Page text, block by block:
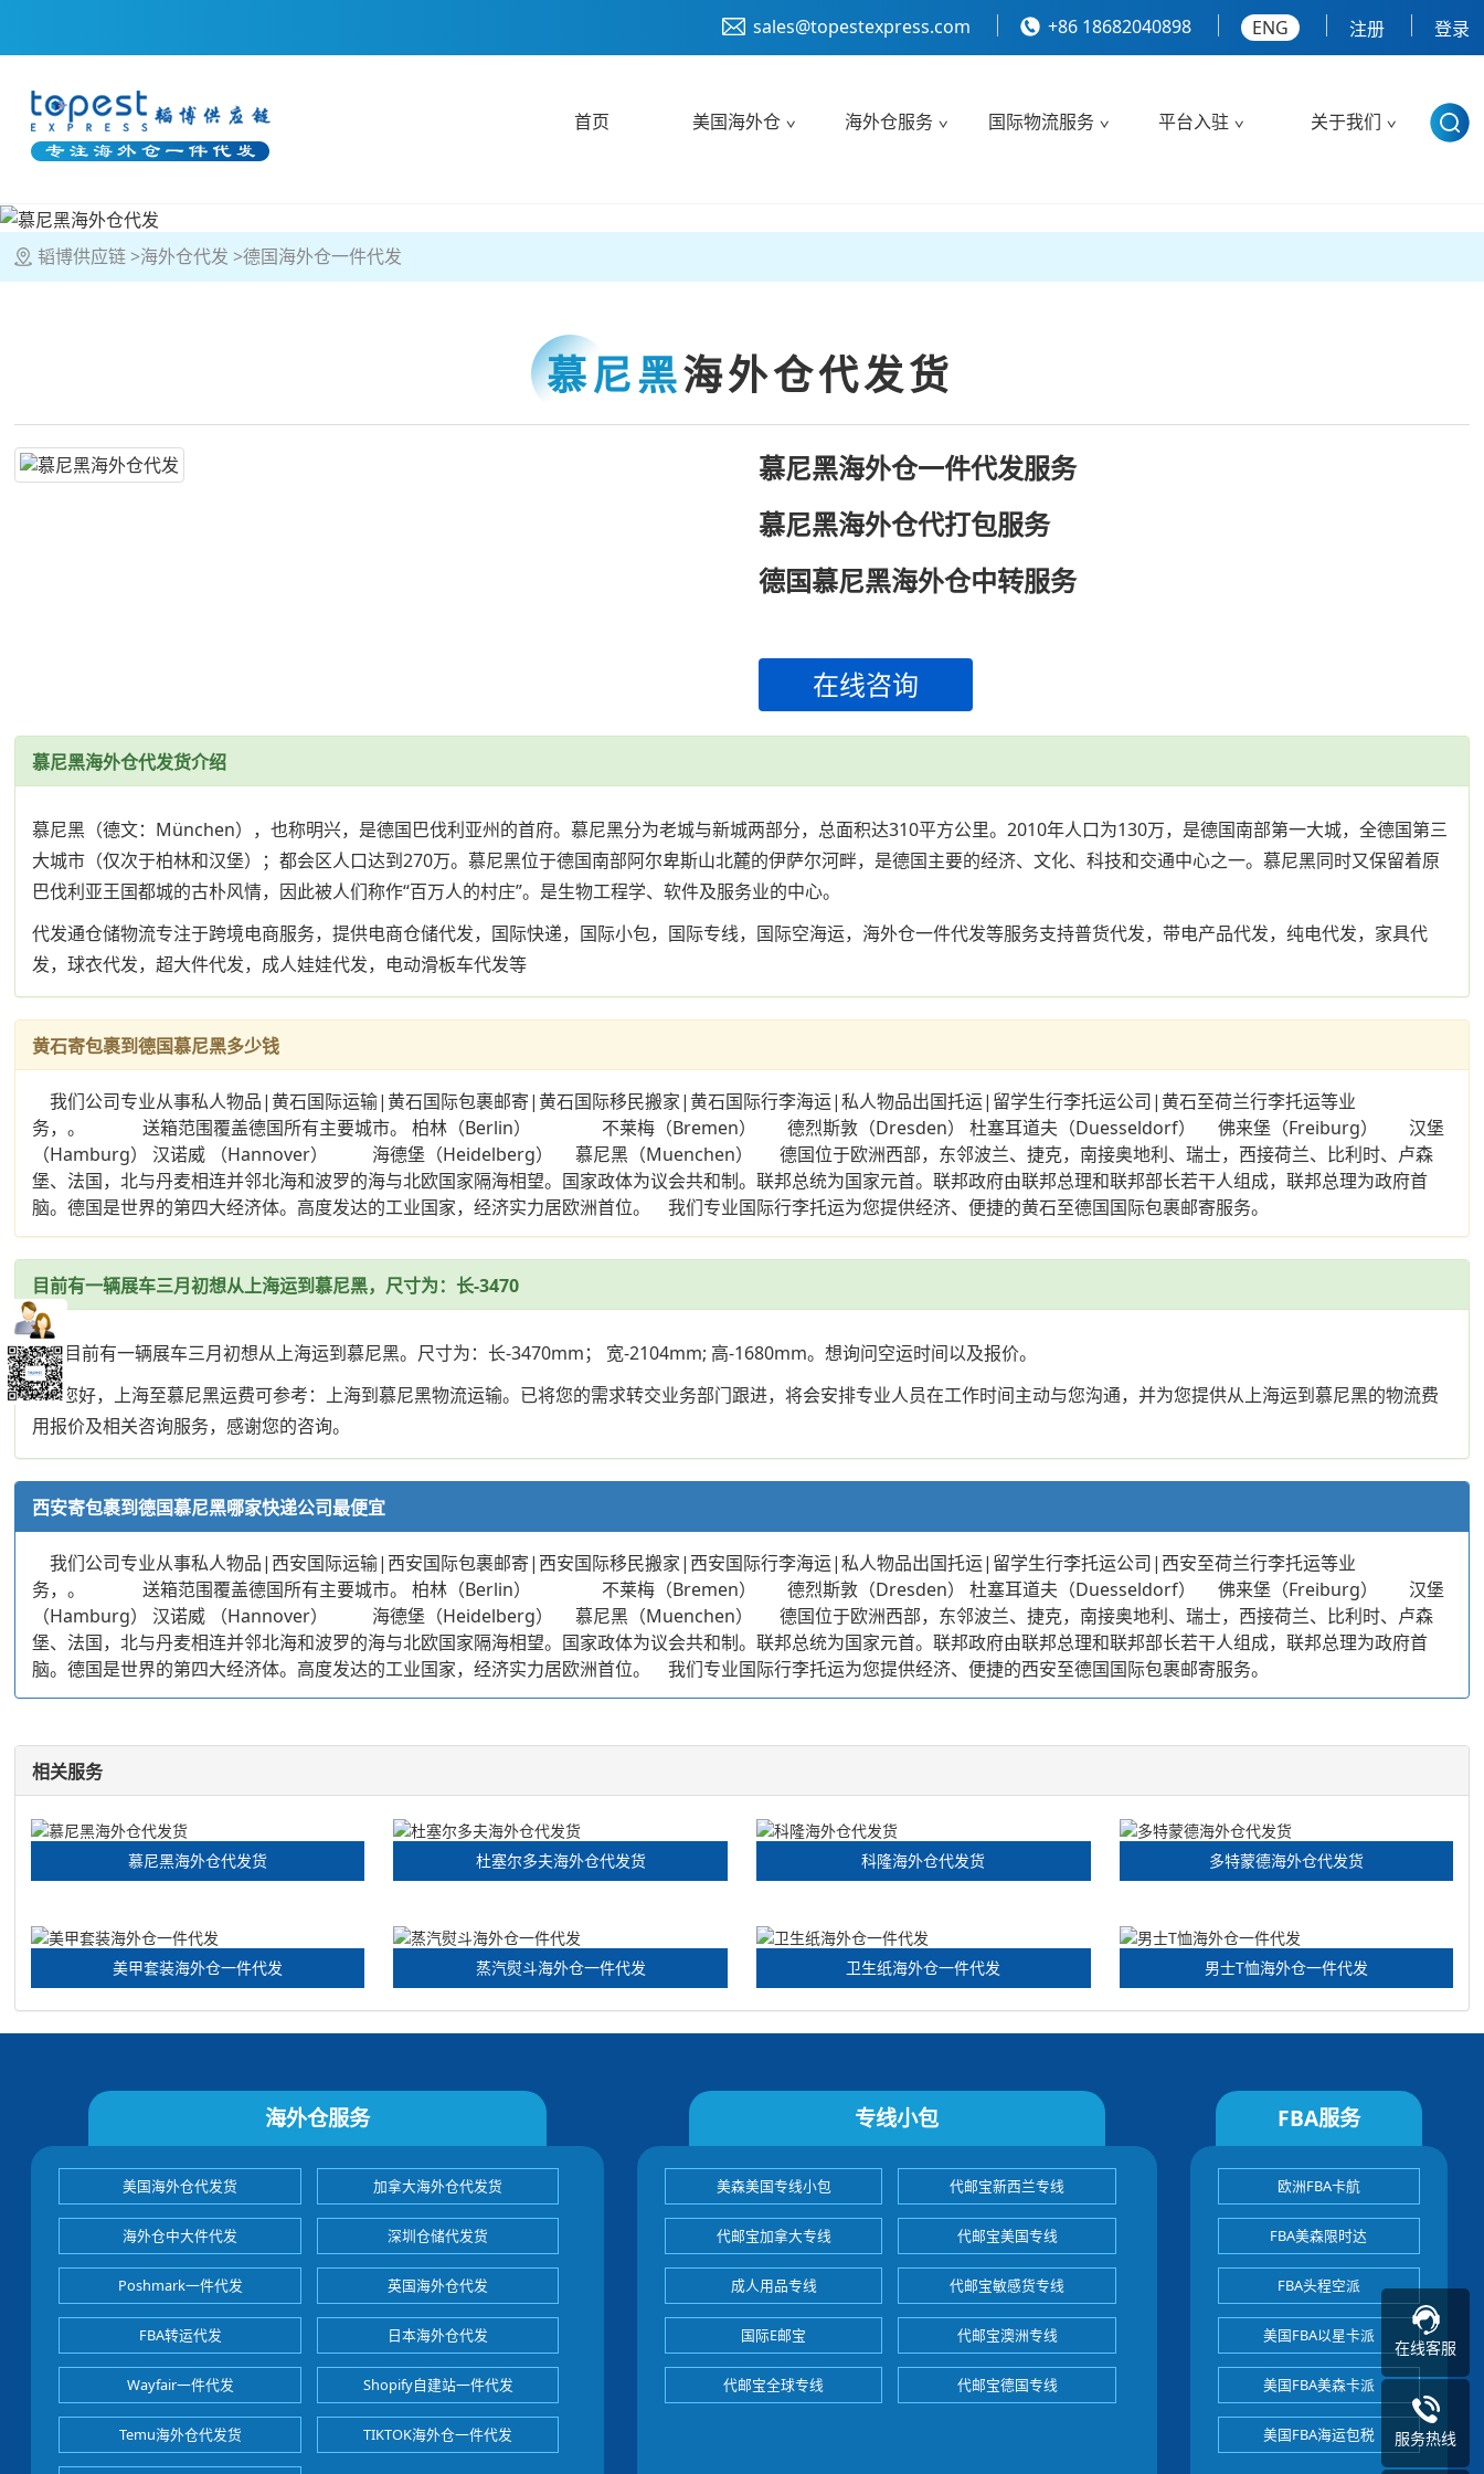
sales@topestexpress.com +86 18682040898 ENG 注册 登录
首页 美国海外仓 海外仓服务 国际物流服务 平台入驻 关于我们
韬博供应链 海外仓代发 德国海外仓一件代发
慕尼黑海外仓代发货
慕尼黑海外仓一件代发服务
慕尼黑海外仓代打包服务
德国慕尼黑海外仓中转服务
在线咨询
慕尼黑海外仓代发货介绍
慕尼黑（德文：München），也称明兴，是德国巴伐利亚州的首府。慕尼黑分为老城与新城两部分，总面积达310平方公里。2010年人口为130万，是德国南部第一大城，全德国第三
大城市（仅次于柏林和汉堡）；都会区人口达到270万。慕尼黑位于德国南部阿尔卑斯山北麓的伊萨尔河畔，是德国主要的经济、文化、科技和交通中心之一。慕尼黑同时又保留着原
巴伐利亚王国都城的古朴风情，因此被人们称作“百万人的村庄”。是生物工程学、软件及服务业的中心。
代发通仓储物流专注于跨境电商服务，提供电商仓储代发，国际快递，国际小包，国际专线，国际空海运，海外仓一件代发等服务支持普货代发，带电产品代发，纯电代发，家具代
发，球衣代发，超大件代发，成人娃娃代发，电动滑板车代发等
黄石寄包裹到德国慕尼黑多少钱
我们公司专业从事私人物品|黄石国际运输|黄石国际包裹邮寄|黄石国际移民搬家|黄石国际行李海运|私人物品出国托运|留学生行李托运公司|黄石至荷兰行李托运等业
务，。 送箱范围覆盖德国所有主要城市。 柏林（Berlin） 不莱梅（Bremen） 德烈斯敦（Dresden） 杜塞耳道夫（Duesseldorf） 佛来堡（Freiburg） 汉堡
（Hamburg） 汉诺威 （Hannover） 海德堡（Heidelberg） 慕尼黑（Muenchen） 德国位于欧洲西部，东邻波兰、捷克，南接奥地利、瑞士，西接荷兰、比利时、卢森
堡、法国，北与丹麦相连并邻北海和波罗的海与北欧国家隔海相望。国家政体为议会共和制。联邦总统为国家元首。联邦政府由联邦总理和联邦部长若干人组成，联邦总理为政府首
脑。德国是世界的第四大经济体。高度发达的工业国家，经济实力居欧洲首位。 我们专业国际行李托运为您提供经济、便捷的黄石至德国国际包裹邮寄服务。
目前有一辆展车三月初想从上海运到慕尼黑，尺寸为：长-3470
Q: 目前有一辆展车三月初想从上海运到慕尼黑。尺寸为：长-3470mm； 宽-2104mm; 高-1680mm。想询问空运时间以及报价。
A: 您好，上海至慕尼黑运费可参考：上海到慕尼黑物流运输。已将您的需求转交业务部门跟进，将会安排专业人员在工作时间主动与您沟通，并为您提供从上海运到慕尼黑的物流费
用报价及相关咨询服务，感谢您的咨询。
西安寄包裹到德国慕尼黑哪家快递公司最便宜
我们公司专业从事私人物品|西安国际运输|西安国际包裹邮寄|西安国际移民搬家|西安国际行李海运|私人物品出国托运|留学生行李托运公司|西安至荷兰行李托运等业
务，。 送箱范围覆盖德国所有主要城市。 柏林（Berlin） 不莱梅（Bremen） 德烈斯敦（Dresden） 杜塞耳道夫（Duesseldorf） 佛来堡（Freiburg） 汉堡
（Hamburg） 汉诺威 （Hannover） 海德堡（Heidelberg） 慕尼黑（Muenchen） 德国位于欧洲西部，东邻波兰、捷克，南接奥地利、瑞士，西接荷兰、比利时、卢森
堡、法国，北与丹麦相连并邻北海和波罗的海与北欧国家隔海相望。国家政体为议会共和制。联邦总统为国家元首。联邦政府由联邦总理和联邦部长若干人组成，联邦总理为政府首
脑。德国是世界的第四大经济体。高度发达的工业国家，经济实力居欧洲首位。 我们专业国际行李托运为您提供经济、便捷的西安至德国国际包裹邮寄服务。
相关服务
慕尼黑海外仓代发货 杜塞尔多夫海外仓代发货 科隆海外仓代发货 多特蒙德海外仓代发货
美甲套装海外仓一件代发 蒸汽熨斗海外仓一件代发 卫生纸海外仓一件代发 男士T恤海外仓一件代发
海外仓服务
美国海外仓代发货 加拿大海外仓代发货
海外仓中大件代发 深圳仓储代发货
Poshmark一件代发 英国海外仓代发
FBA转运代发 日本海外仓代发
Wayfair一件代发 Shopify自建站一件代发
Temu海外仓代发货 TIKTOK海外仓一件代发
专线小包
美森美国专线小包 代邮宝新西兰专线
代邮宝加拿大专线 代邮宝美国专线
成人用品专线 代邮宝敏感货专线
国际E邮宝 代邮宝澳洲专线
代邮宝全球专线 代邮宝德国专线
FBA服务
欧洲FBA卡航
FBA美森限时达
FBA头程空派
美国FBA以星卡派
美国FBA美森卡派
美国FBA海运包税
在线客服
服务热线